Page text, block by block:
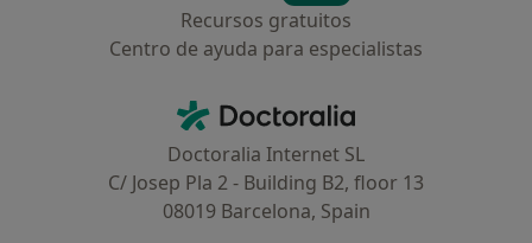
Recursos gratuitos
Centro de ayuda para especialistas
Doctoralia - Página de inicio
Doctoralia Internet SL
C/ Josep Pla 2 - Building B2, floor 13
08019 Barcelona, Spain